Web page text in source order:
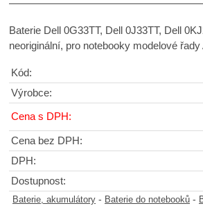
Baterie Dell 0G33TT, Dell 0J33TT, Dell
neoriginální, pro notebooky modelové řady
Kód:
Výrobce:
Cena s DPH:
Cena bez DPH:
DPH:
Dostupnost:
Baterie, akumulátory - Baterie do notebooků -